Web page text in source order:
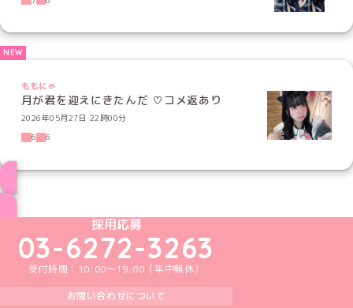
ももにゃ
月が君を迎えにきたんだ ♡コメ返あり
2026年05月27日 22時00分
6
6
めいどりーみんTikTok公式アカウント
めいどりーみんX公式アカウント
めいどりーみんInstagram公式アカウント
めいどりーみんFacebook公式アカウン
めいどりーみんYouTube公式アカ
採用応募
03-6272-3263
受付時間：10:00～19:00（年中無休）
お問い合わせについて